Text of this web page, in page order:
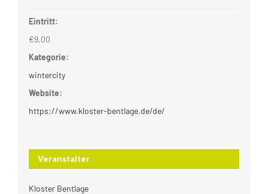
Eintritt:
€9,00
Kategorie:
wintercity
Website:
https://www.kloster-bentlage.de/de/
Veranstalter
Kloster Bentlage